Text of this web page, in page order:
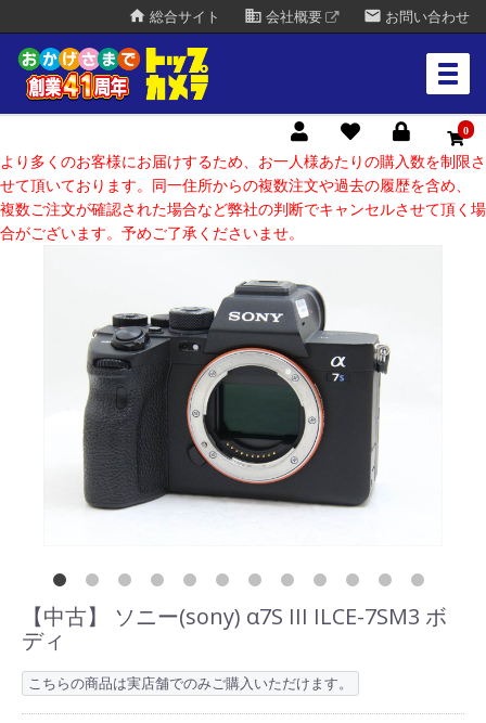
home 総合サイト business 会社概要 mail お問い合わせ
0
より多くのお客様にお届けするため、お一人様あたりの購入数を制限さ
せて頂いております。同一住所からの複数注文や過去の履歴を含め、
複数ご注文が確認された場合など弊社の判断でキャンセルさせて頂く場
合がございます。予めご了承くださいませ。
【中古】 ソニー(sony) α7S III ILCE-7SM3 ボ
ディ
こちらの商品は実店舗でのみご購入いただけます。